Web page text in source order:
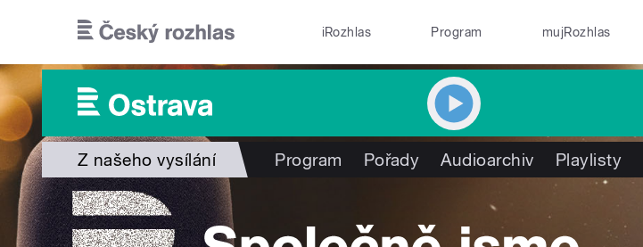
iRozhlas Program mujRozhlas
Z našeho vysílání Program Pořady Audioarchiv Playlisty